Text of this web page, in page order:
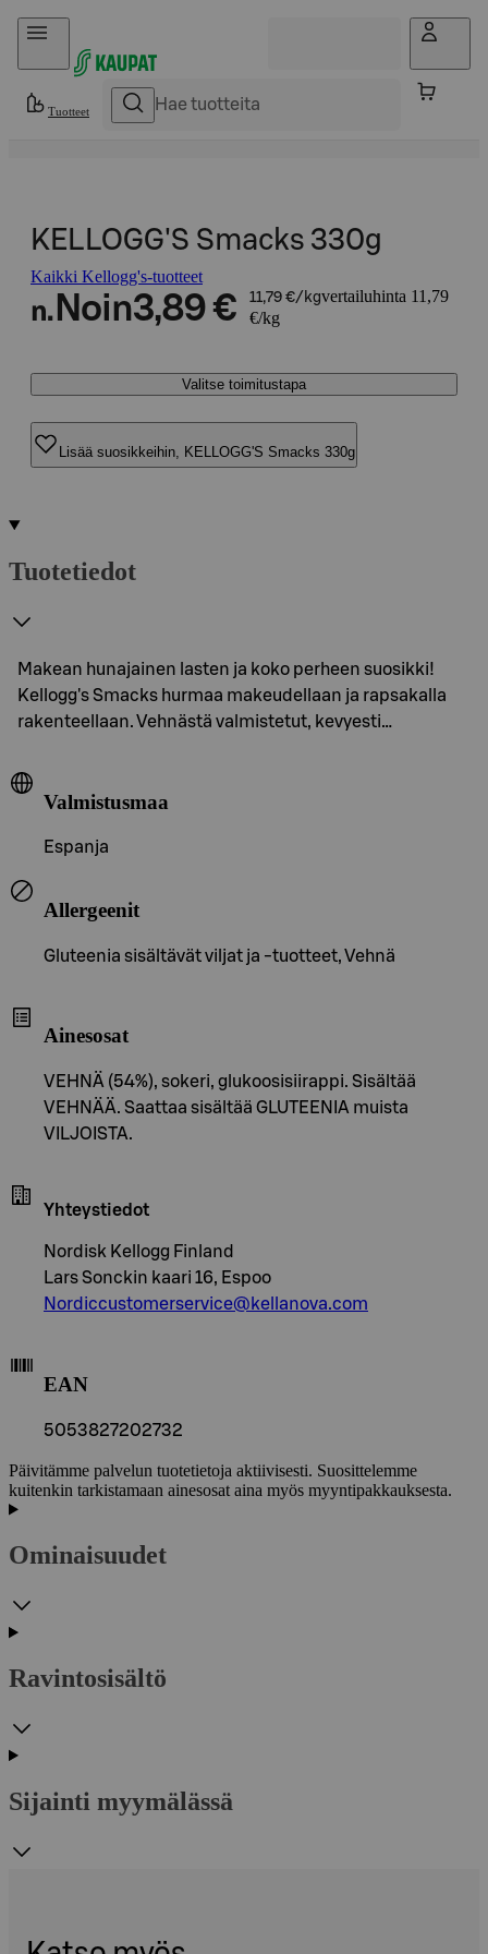
Hyppää sisältöön
Tuotteet
KELLOGG'S Smacks 330g
Kaikki Kellogg's-tuotteet
n. Noin3,89 € 11,79 €/kgvertailuhinta 11,79
€/kg
Valitse toimitustapa
Lisää suosikkeihin, KELLOGG'S Smacks 330g
Tuotetiedot
Makean hunajainen lasten ja koko perheen suosikki!
Kellogg's Smacks hurmaa makeudellaan ja rapsakalla
rakenteellaan. Vehnästä valmistetut, kevyesti…
Valmistusmaa
Espanja
Allergeenit
Gluteenia sisältävät viljat ja -tuotteet, Vehnä
Ainesosat
VEHNÄ (54%), sokeri, glukoosisiirappi. Sisältää
VEHNÄÄ. Saattaa sisältää GLUTEENIA muista
VILJOISTA.
Yhteystiedot
Nordisk Kellogg Finland
Lars Sonckin kaari 16, Espoo
Nordiccustomerservice@kellanova.com
EAN
5053827202732
Päivitämme palvelun tuotetietoja aktiivisesti. Suosittelemme
kuitenkin tarkistamaan ainesosat aina myös myyntipakkauksesta.
Ominaisuudet
Ravintosisältö
Sijainti myymälässä